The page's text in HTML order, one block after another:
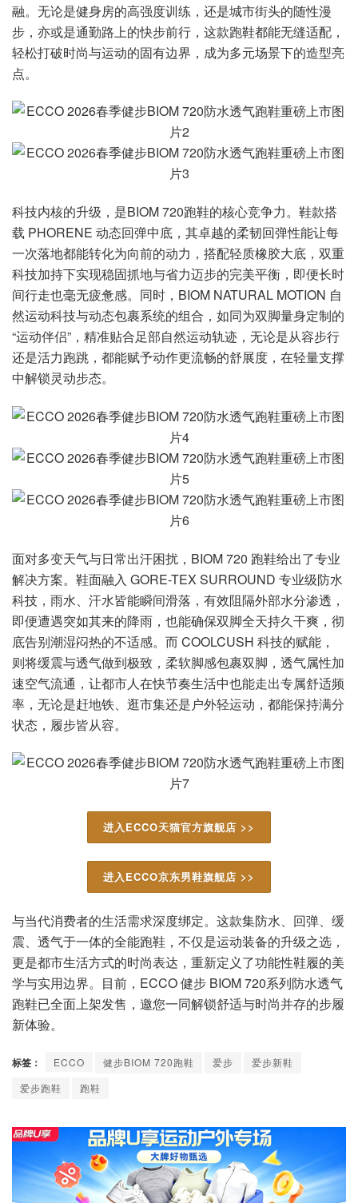
融。无论是健身房的高强度训练，还是城市街头的随性漫
步，亦或是通勤路上的快步前行，这款跑鞋都能无缝适配，
轻松打破时尚与运动的固有边界，成为多元场景下的造型亮
点。
科技内核的升级，是BIOM 720跑鞋的核心竞争力。鞋款搭
载 PHORENE 动态回弹中底，其卓越的柔韧回弹性能让每
一次落地都能转化为向前的动力，搭配轻质橡胶大底，双重
科技加持下实现稳固抓地与省力迈步的完美平衡，即便长时
间行走也毫无疲惫感。同时，BIOM NATURAL MOTION 自
然运动科技与动态包裹系统的组合，如同为双脚量身定制的
“运动伴侣”，精准贴合足部自然运动轨迹，无论是从容步行
还是活力跑跳，都能赋予动作更流畅的舒展度，在轻量支撑
中解锁灵动步态。
面对多变天气与日常出汗困扰，BIOM 720 跑鞋给出了专业
解决方案。鞋面融入 GORE-TEX SURROUND 专业级防水
科技，雨水、汗水皆能瞬间滑落，有效阻隔外部水分渗透，
即便遭遇突如其来的降雨，也能确保双脚全天持久干爽，彻
底告别潮湿闷热的不适感。而 COOLCUSH 科技的赋能，
则将缓震与透气做到极致，柔软脚感包裹双脚，透气属性加
速空气流通，让都市人在快节奏生活中也能走出专属舒适频
率，无论是赶地铁、逛市集还是户外轻运动，都能保持满分
状态，履步皆从容。
进入ECCO天猫官方旗舰店 >>
进入ECCO京东男鞋旗舰店 >>
与当代消费者的生活需求深度绑定。这款集防水、回弹、缓
震、透气于一体的全能跑鞋，不仅是运动装备的升级之选，
更是都市生活方式的时尚表达，重新定义了功能性鞋履的美
学与实用边界。目前，ECCO 健步 BIOM 720系列防水透气
跑鞋已全面上架发售，邀您一同解锁舒适与时尚并存的步履
新体验。
标签： ECCO 健步BIOM 720跑鞋 爱步
爱步新鞋
爱步跑鞋
跑鞋